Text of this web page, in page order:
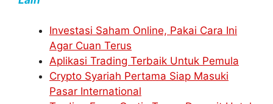
Investasi Saham Online, Pakai Cara Ini
Agar Cuan Terus
Aplikasi Trading Terbaik Untuk Pemula
Crypto Syariah Pertama Siap Masuki
Pasar International